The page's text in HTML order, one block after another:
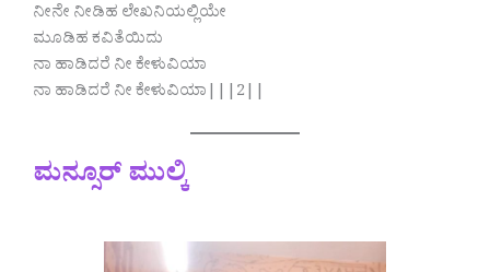
ನೀನೇ ನೀಡಿಹ ಲೇಖನಿಯಲ್ಲಿಯೇ
ಮೂಡಿಹ ಕವಿತೆಯಿದು
ನಾ ಹಾಡಿದರೆ ನೀ ಕೇಳುವಿಯಾ
ನಾ ಹಾಡಿದರೆ ನೀ ಕೇಳುವಿಯಾ|||2||
ಮನ್ಸೂರ್ ಮುಲ್ಕಿ